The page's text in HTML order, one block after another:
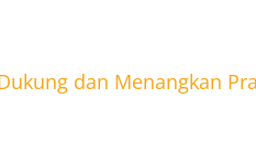
dan Menangkan